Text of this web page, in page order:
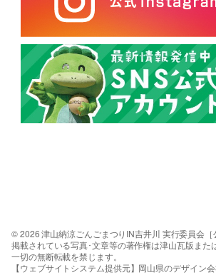
© 2026 津山納涼ごんごまつりIN吉井川 実行委員会［
掲載されている写真･文章等の著作権は津山瓦版また
一切の無断転載を禁じます。
【ウェブサイトシステム提供元】岡山県のデザイン